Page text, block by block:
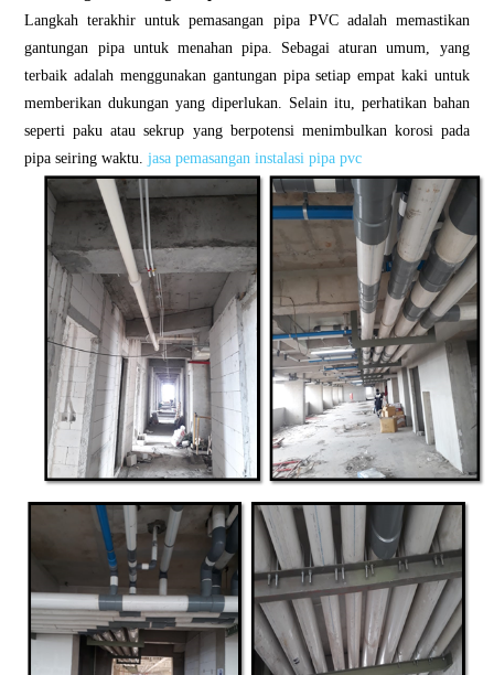
Langkah terakhir untuk pemasangan pipa PVC adalah memastikan
gantungan pipa untuk menahan pipa. Sebagai aturan umum, yang
terbaik adalah menggunakan gantungan pipa setiap empat kaki untuk
memberikan dukungan yang diperlukan. Selain itu, perhatikan bahan
seperti paku atau sekrup yang berpotensi menimbulkan korosi pada
pipa seiring waktu.jasa pemasangan instalasi pipa pvc